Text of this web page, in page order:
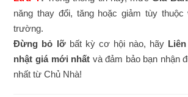
năng thay đổi, tăng hoặc giảm tùy thuộc
trường.
Đừng bỏ lỡbất kỳ cơ hội nào, hãy
nhật giá mới nhất và đảm bảo bạn nhận
nhất từ Chủ Nhà!